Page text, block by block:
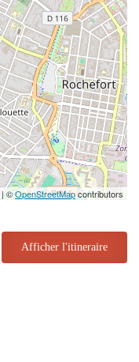
| ©OpenStreetMapcontributors
Afficher l'itineraire